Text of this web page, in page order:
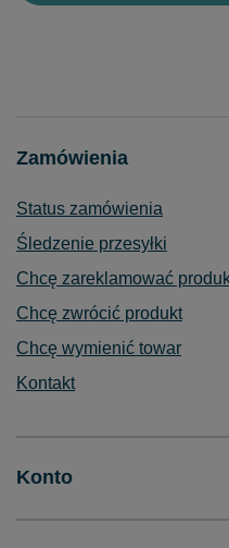
Zamówienia
Status zamówienia
Śledzenie przesyłki
Chcę zareklamować
Chcę zwrócić produkt
Chcę wymienić towar
Kontakt
Konto